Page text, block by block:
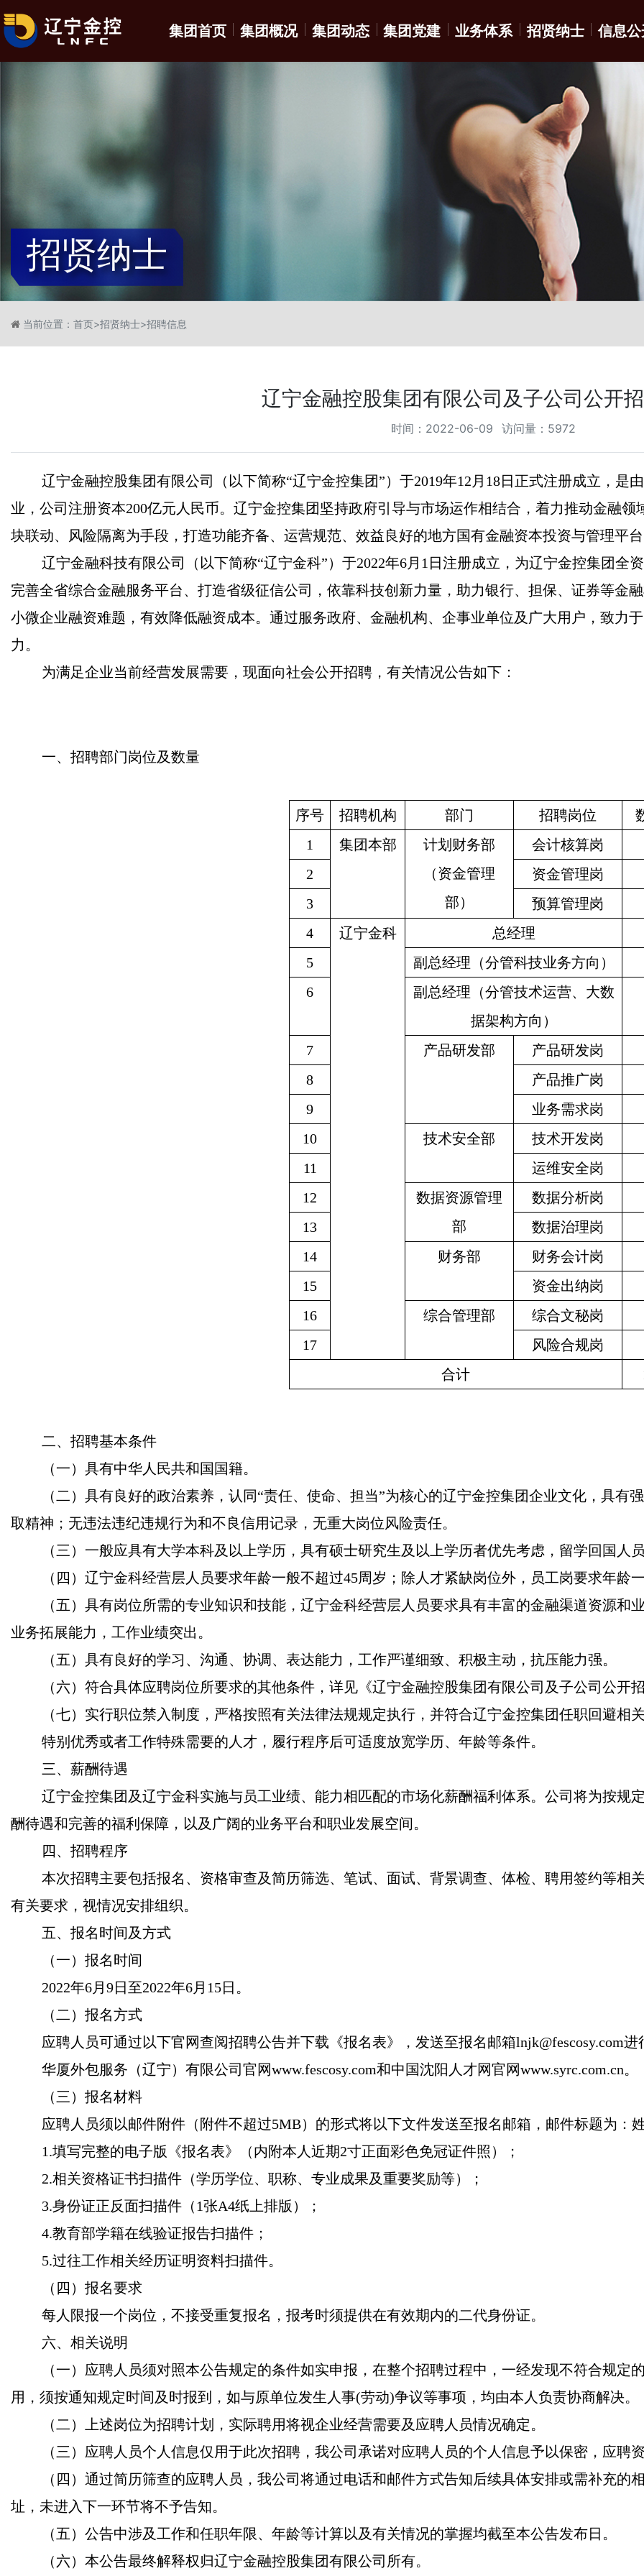
集团首页 集团概况 集团动态 集团党建 业务体系 招贤纳士 信息公
招贤纳士
当前位置： 首页>招贤纳士>招聘信息
辽宁金融控股集团有限公司及子公司公开
时间：2022-06-09 访问量：5972
辽宁金融控股集团有限公司（以下简称“辽宁金控集团”）于2019年12月18日正式注册成立，是
业，公司注册资本200亿元人民币。辽宁金控集团坚持政府引导与市场运作相结合，着力推动金融
块联动、风险隔离为手段，打造功能齐备、运营规范、效益良好的地方国有金融资本投资与管理平
辽宁金融科技有限公司（以下简称“辽宁金科”）于2022年6月1日注册成立，为辽宁金控集团全
完善全省综合金融服务平台、打造省级征信公司，依靠科技创新力量，助力银行、担保、证券等金
小微企业融资难题，有效降低融资成本。通过服务政府、金融机构、企事业单位及广大用户，致力
力。
为满足企业当前经营发展需要，现面向社会公开招聘，有关情况公告如下：
一、招聘部门岗位及数量
序号 招聘机构 部门 招聘岗位
1
集团本部
计划财务部
（资金管理
部）
会计核算岗
2
资金管理岗
3
预算管理岗
4
辽宁金科 总经理
5
副总经理（分管科技业务方向）
6
副总经理（分管技术运营、大数
据架构方向）
7 产品研发部 产品研发岗
8
产品推广岗
9
业务需求岗
10
技术安全部 技术开发岗
11
运维安全岗
12
数据资源管理
部
数据分析岗
13
数据治理岗
14
财务部 财务会计岗
15
资金出纳岗
16
综合管理部 综合文秘岗
17
风险合规岗
合计
二、招聘基本条件
（一）具有中华人民共和国国籍。
（二）具有良好的政治素养，认同“责任、使命、担当”为核心的辽宁金控集团企业文化，具有
取精神；无违法违纪违规行为和不良信用记录，无重大岗位风险责任。
（三）一般应具有大学本科及以上学历，具有硕士研究生及以上学历者优先考虑，留学回国人
（四）辽宁金科经营层人员要求年龄一般不超过45周岁；除人才紧缺岗位外，员工岗要求年龄
（五）具有岗位所需的专业知识和技能，辽宁金科经营层人员要求具有丰富的金融渠道资源和
业务拓展能力，工作业绩突出。
（五）具有良好的学习、沟通、协调、表达能力，工作严谨细致、积极主动，抗压能力强。
（六）符合具体应聘岗位所要求的其他条件，详见《辽宁金融控股集团有限公司及子公司公开
（七）实行职位禁入制度，严格按照有关法律法规规定执行，并符合辽宁金控集团任职回避相
特别优秀或者工作特殊需要的人才，履行程序后可适度放宽学历、年龄等条件。
三、薪酬待遇
辽宁金控集团及辽宁金科实施与员工业绩、能力相匹配的市场化薪酬福利体系。公司将为按规
酬待遇和完善的福利保障，以及广阔的业务平台和职业发展空间。
四、招聘程序
本次招聘主要包括报名、资格审查及简历筛选、笔试、面试、背景调查、体检、聘用签约等相
有关要求，视情况安排组织。
五、报名时间及方式
（一）报名时间
2022年6月9日至2022年6月15日。
（二）报名方式
应聘人员可通过以下官网查阅招聘公告并下载《报名表》，发送至报名邮箱lnjk@fescosy.com进
华厦外包服务（辽宁）有限公司官网www.fescosy.com和中国沈阳人才网官网www.syrc.com.cn。
（三）报名材料
应聘人员须以邮件附件（附件不超过5MB）的形式将以下文件发送至报名邮箱，邮件标题为：
1.填写完整的电子版《报名表》（内附本人近期2寸正面彩色免冠证件照）；
2.相关资格证书扫描件（学历学位、职称、专业成果及重要奖励等）；
3.身份证正反面扫描件（1张A4纸上排版）；
4.教育部学籍在线验证报告扫描件；
5.过往工作相关经历证明资料扫描件。
（四）报名要求
每人限报一个岗位，不接受重复报名，报考时须提供在有效期内的二代身份证。
六、相关说明
（一）应聘人员须对照本公告规定的条件如实申报，在整个招聘过程中，一经发现不符合规定
用，须按通知规定时间及时报到，如与原单位发生人事(劳动)争议等事项，均由本人负责协商解决。
（二）上述岗位为招聘计划，实际聘用将视企业经营需要及应聘人员情况确定。
（三）应聘人员个人信息仅用于此次招聘，我公司承诺对应聘人员的个人信息予以保密，应聘
（四）通过简历筛查的应聘人员，我公司将通过电话和邮件方式告知后续具体安排或需补充的
址，未进入下一环节将不予告知。
（五）公告中涉及工作和任职年限、年龄等计算以及有关情况的掌握均截至本公告发布日。
（六）本公告最终解释权归辽宁金融控股集团有限公司所有。